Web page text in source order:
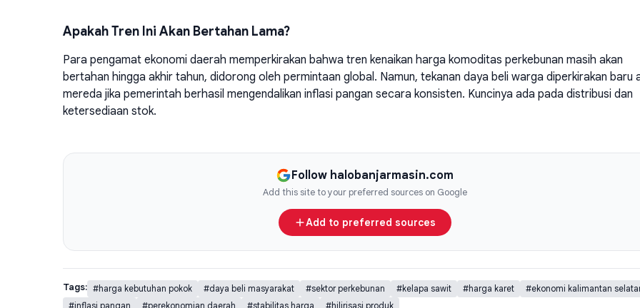
Apakah Tren Ini Akan Bertahan Lama?
Para pengamat ekonomi daerah memperkirakan bahwa tren kenaikan harga komoditas perkebunan masih akan
bertahan hingga akhir tahun, didorong oleh permintaan global. Namun, tekanan daya beli warga diperkirakan baru
mereda jika pemerintah berhasil mengendalikan inflasi pangan secara konsisten. Kuncinya ada pada distribusi dan
ketersediaan stok.
Follow halobanjarmasin.com
Add this site to your preferred sources on Google
Add to preferred sources
Tags: #harga kebutuhan pokok #daya beli masyarakat #sektor perkebunan #kelapa sawit #harga karet
#ekonomi kalimantan
#inflasi pangan
#perekonomian daerah #stabilitas harga #hilirisasi produk